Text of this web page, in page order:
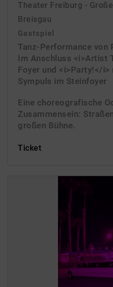
Theater Freiburg -
Breisgau
Gastspiel
Tanz-Performance von
Im Anschluss <i>Artist
Foyer und <i>Party!</i>
Sympuls im Steinfoyer
Eine choreografische
Zusammensein:
großen Bühne.
Ticket